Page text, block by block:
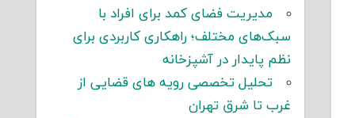
مدیریت فضای کمد برای افراد با
سبک‌های مختلف؛ راهکاری کاربردی برای
نظم پایدار در آشپزخانه
تحلیل تخصصی رویه های قضایی از
غرب تا شرق تهران